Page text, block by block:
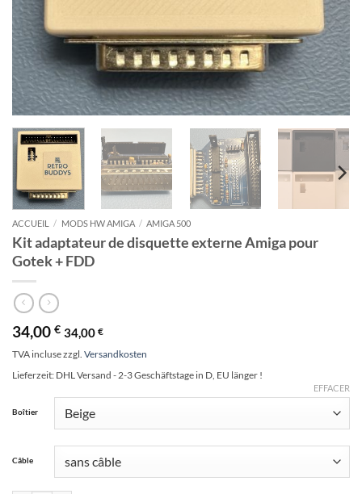
ACCUEIL / MODS HW AMIGA / AMIGA 500
Kit adaptateur de disquette externe Amiga pour
Gotek + FDD
34,00 € 34,00 €
TVA inclusezzgl. Versandkosten
Lieferzeit: DHL Versand - 2-3 Geschäftstage in D, EU länger !
Boîtier
Câble
EFFACER
Alternative: